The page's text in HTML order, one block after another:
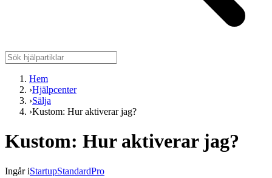
Hem
›Hjälpcenter
›Sälja
›Kustom: Hur aktiverar jag?
Kustom: Hur aktiverar jag?
Ingår iStartupStandardPro